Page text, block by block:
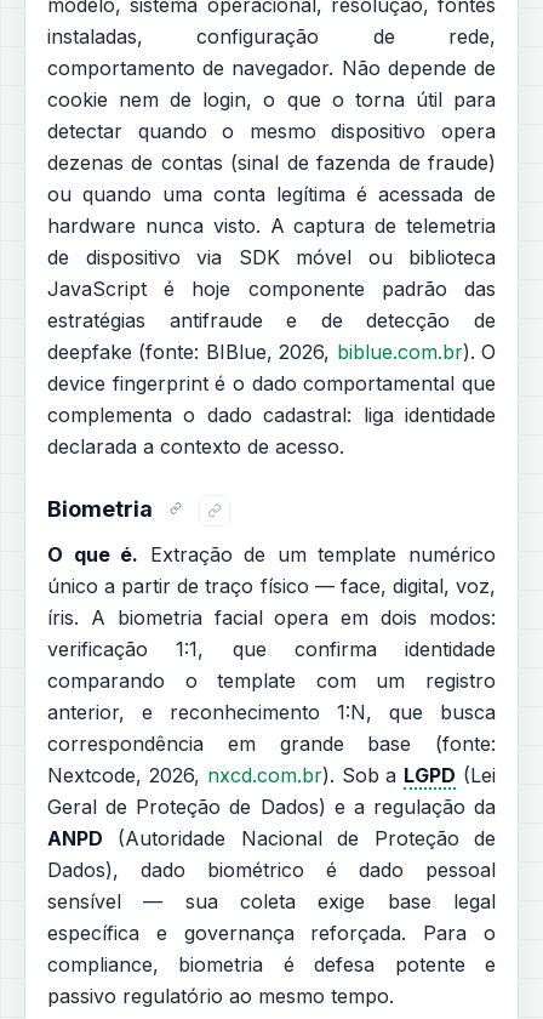
modelo, sistema operacional, resolução, fontes
instaladas, configuração de rede,
comportamento de navegador. Não depende de
cookie nem de login, o que o torna útil para
detectar quando o mesmo dispositivo opera
dezenas de contas (sinal de fazenda de fraude)
ou quando uma conta legítima é acessada de
hardware nunca visto. A captura de telemetria
de dispositivo via SDK móvel ou biblioteca
JavaScript é hoje componente padrão das
estratégias antifraude e de detecção de
deepfake (fonte: BIBlue, 2026, biblue.com.br). O
device fingerprint é o dado comportamental que
complementa o dado cadastral: liga identidade
declarada a contexto de acesso.
Biometria
O que é. Extração de um template numérico
único a partir de traço físico — face, digital, voz,
íris. A biometria facial opera em dois modos:
verificação 1:1, que confirma identidade
comparando o template com um registro
anterior, e reconhecimento 1:N, que busca
correspondência em grande base (fonte:
Nextcode, 2026, nxcd.com.br). Sob a LGPD (Lei
Geral de Proteção de Dados) e a regulação da
ANPD (Autoridade Nacional de Proteção de
Dados), dado biométrico é dado pessoal
sensível — sua coleta exige base legal
específica e governança reforçada. Para o
compliance, biometria é defesa potente e
passivo regulatório ao mesmo tempo.